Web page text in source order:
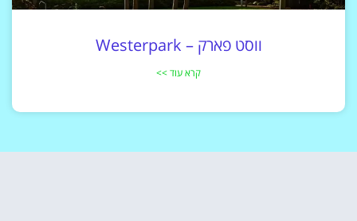
ווסט פארק – Westerpark
קרא עוד >>